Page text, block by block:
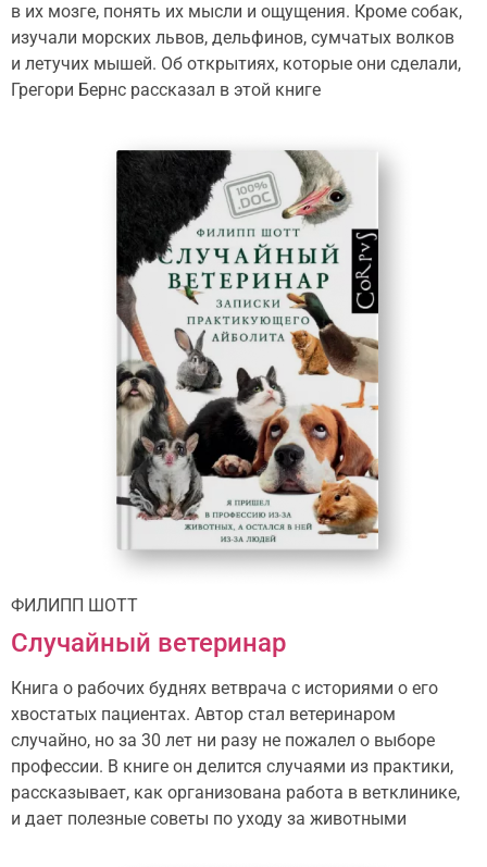
в их мозге, понять их мысли и ощущения. Кроме собак,
изучали морских львов, дельфинов, сумчатых волков
и летучих мышей. Об открытиях, которые они сделали,
Грегори Бернс рассказал в этой книге
ФИЛИПП ШОТТ
Случайный ветеринар
Книга о рабочих буднях ветврача с историями о его
хвостатых пациентах. Автор стал ветеринаром
случайно, но за 30 лет ни разу не пожалел о выборе
профессии. В книге он делится случаями из практики,
рассказывает, как организована работа в ветклинике,
и дает полезные советы по уходу за животными